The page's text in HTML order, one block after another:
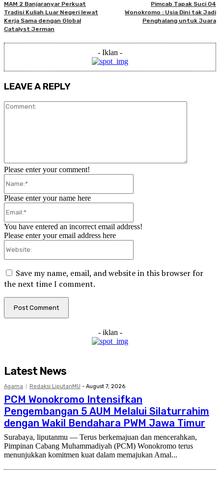
MAM 2 Banjaranyar Perkuat
Tradisi Kuliah Luar Negeri lewat
Kerja Sama dengan Global
Catalyst Jerman
Pimcab Tapak Suci 04
Wonokromo : Usia Dini tak Jadi
Penghalang untuk Juara
- Iklan -
LEAVE A REPLY
Please enter your comment!
Please enter your name here
You have entered an incorrect email address!
Please enter your email address here
Save my name, email, and website in this browser for
the next time I comment.
- iklan -
Latest News
Agama Redaksi LiputanMU - August 7, 2026
PCM Wonokromo Intensifkan
Pengembangan 5 AUM Melalui Silaturrahim
dengan Wakil Bendahara PWM Jawa Timur
Surabaya, liputanmu — Terus berkemajuan dan mencerahkan,
Pimpinan Cabang Muhammadiyah (PCM) Wonokromo terus
menunjukkan komitmen kuat dalam memajukan Amal...